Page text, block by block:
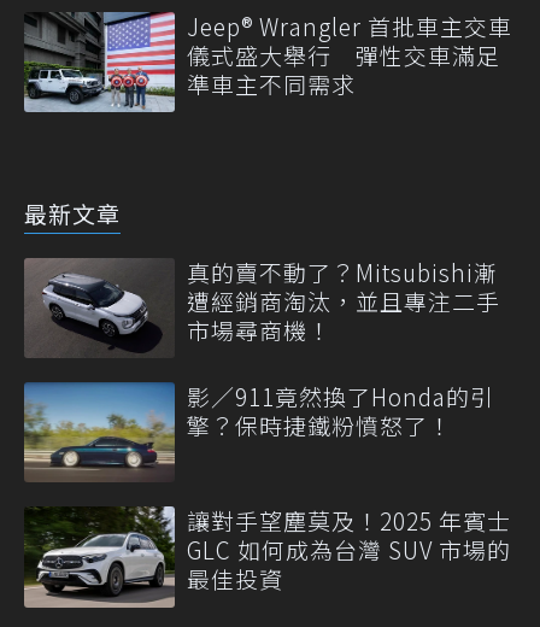
Jeep® Wrangler 首批車主交車
儀式盛大舉行 彈性交車滿足
準車主不同需求
最新文章
真的賣不動了？Mitsubishi漸
遭經銷商淘汰，並且專注二手
市場尋商機！
影／911竟然換了Honda的引
擎？保時捷鐵粉憤怒了！
讓對手望塵莫及！2025 年賓士
GLC 如何成為台灣 SUV 市場的
最佳投資